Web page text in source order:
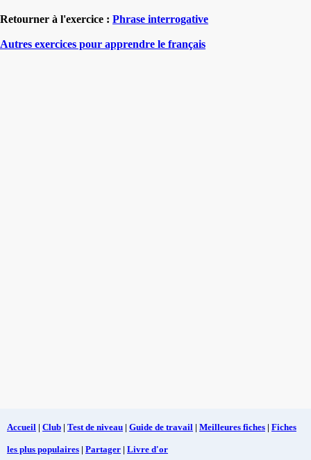
Retourner à l'exercice : Phrase interrogative
Autres exercices pour apprendre le français
Accueil | Club | Test de niveau | Guide de travail | Meilleures fiches | Fiches
les plus populaires | Partager | Livre d'or